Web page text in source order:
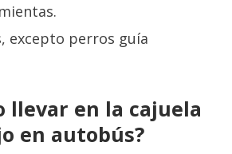
excepto perros guía
llevar en la cajuela
en autobús?